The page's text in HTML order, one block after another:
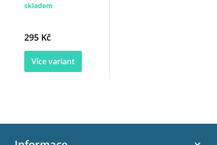
skladem
295 Kč
Více variant